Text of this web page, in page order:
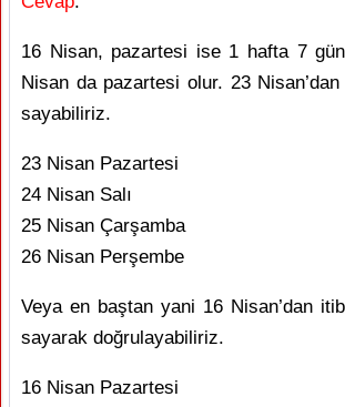
16 Nisan, pazartesi ise 1 hafta 7
Nisan da pazartesi olur. 23
sayabiliriz.
23 Nisan Pazartesi
24 Nisan Salı
25 Nisan Çarşamba
26 Nisan Perşembe
Veya en baştan yani 16 Nisan’dan
sayarak doğrulayabiliriz.
16 Nisan Pazartesi